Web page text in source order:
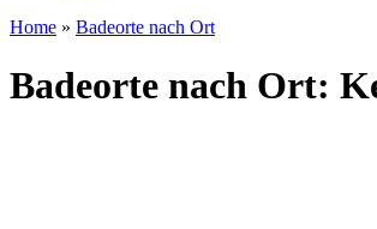
Home » Badeorte nach Ort
Badeorte nach Ort: